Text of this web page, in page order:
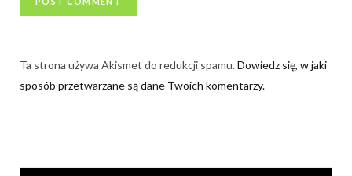
Ta strona używa Akismet do redukcji spamu.Dowiedz się, w jaki
sposób przetwarzane są dane Twoich komentarzy.